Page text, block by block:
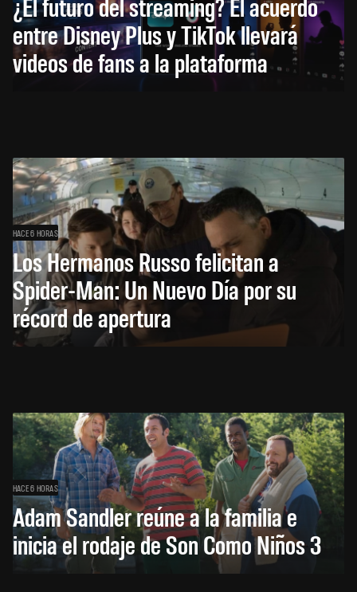
entre Disney Plus y TikTok llevará
videos de fans a la plataforma
HACE 6 HORAS
Los Hermanos Russo felicitan a
Spider-Man: Un Nuevo Día por su
récord de apertura
HACE 6 HORAS
Adam Sandler reúne a la familia e
inicia el rodaje de Son Como Niños 3